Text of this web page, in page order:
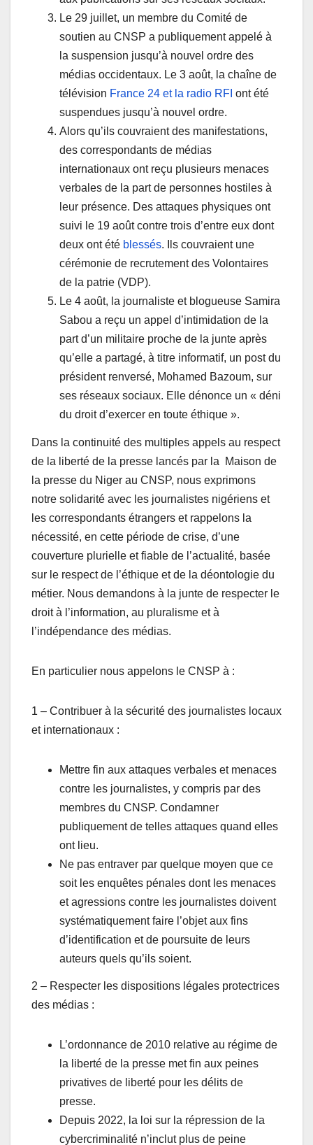
Le 29 juillet, un membre du Comité de
soutien au CNSP a publiquement appelé à
la suspension jusqu’à nouvel ordre des
médias occidentaux. Le 3 août, la chaîne de
télévision France 24 et la radio RFI ont été
suspendues jusqu’à nouvel ordre.
Alors qu’ils couvraient des manifestations,
des correspondants de médias
internationaux ont reçu plusieurs menaces
verbales de la part de personnes hostiles à
leur présence. Des attaques physiques ont
suivi le 19 août contre trois d’entre eux dont
deux ont été blessés. Ils couvraient une
cérémonie de recrutement des Volontaires
de la patrie (VDP).
Le 4 août, la journaliste et blogueuse Samira
Sabou a reçu un appel d’intimidation de la
part d’un militaire proche de la junte après
qu’elle a partagé, à titre informatif, un post du
président renversé, Mohamed Bazoum, sur
ses réseaux sociaux. Elle dénonce un « déni
du droit d’exercer en toute éthique ».
Dans la continuité des multiples appels au respect
de la liberté de la presse lancés par la Maison de
la presse du Niger au CNSP, nous exprimons
notre solidarité avec les journalistes nigériens et
les correspondants étrangers et rappelons la
nécessité, en cette période de crise, d’une
couverture plurielle et fiable de l’actualité, basée
sur le respect de l’éthique et de la déontologie du
métier. Nous demandons à la junte de respecter le
droit à l’information, au pluralisme et à
l’indépendance des médias.
En particulier nous appelons le CNSP à :
1 – Contribuer à la sécurité des journalistes locaux
et internationaux :
Mettre fin aux attaques verbales et menaces
contre les journalistes, y compris par des
membres du CNSP. Condamner
publiquement de telles attaques quand elles
ont lieu.
Ne pas entraver par quelque moyen que ce
soit les enquêtes pénales dont les menaces
et agressions contre les journalistes doivent
systématiquement faire l’objet aux fins
d’identification et de poursuite de leurs
auteurs quels qu’ils soient.
2 – Respecter les dispositions légales protectrices
des médias :
L’ordonnance de 2010 relative au régime de
la liberté de la presse met fin aux peines
privatives de liberté pour les délits de
presse.
Depuis 2022, la loi sur la répression de la
cybercriminalité n’inclut plus de peine